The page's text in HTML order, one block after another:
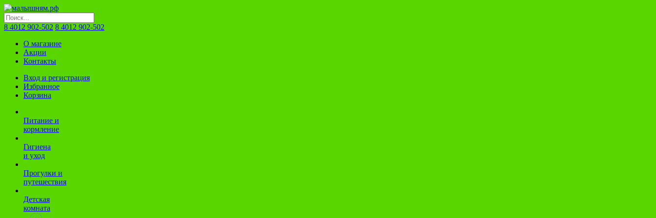
8 4012 902-502 8 4012 902-502
О магазине
Акции
Контакты
Вход и регистрация
Избранное
Корзина
Питание и
кормление
Гигиена
и уход
Прогулки и
путешествия
Детская
комната